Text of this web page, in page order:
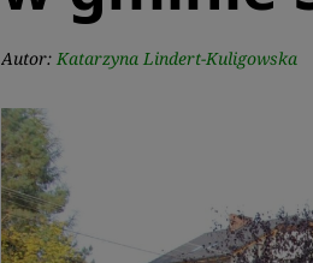
Autor: Katarzyna Lindert-Kuligowska